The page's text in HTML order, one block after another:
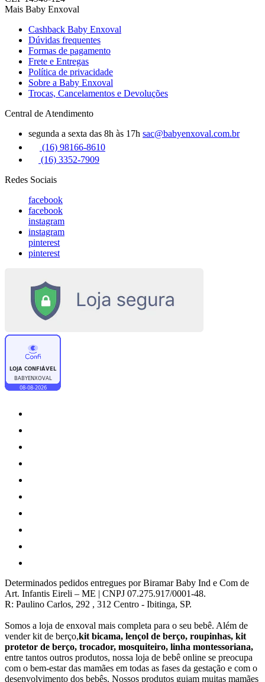
Mais Baby Enxoval
Cashback Baby Enxoval
Dúvidas frequentes
Formas de pagamento
Frete e Entregas
Política de privacidade
Sobre a Baby Enxoval
Trocas, Cancelamentos e Devoluções
Central de Atendimento
segunda a sexta das 8h às 17h sac@babyenxoval.com.br
(16) 98166-8610
(16) 3352-7909
Redes Sociais
facebook
facebook
instagram
instagram
pinterest
pinterest
Determinados pedidos entregues por Biramar Baby Ind e Com de
Art. Infantis Eireli – ME | CNPJ 07.275.917/0001-48.
R: Paulino Carlos, 292 , 312 Centro - Ibitinga, SP.
Somos a loja de enxoval mais completa para o seu bebê. Além de
vender kit de berço,kit bicama, lençol de berço, roupinhas, kit
protetor de berço, trocador, mosquiteiro, linha montessoriana,
entre tantos outros produtos, nossa loja de bebê online se preocupa
com o bem-estar das mamães em todas as fases da gestação e com o
desenvolvimento dos bebês. Nossos produtos guiam muitas mamães